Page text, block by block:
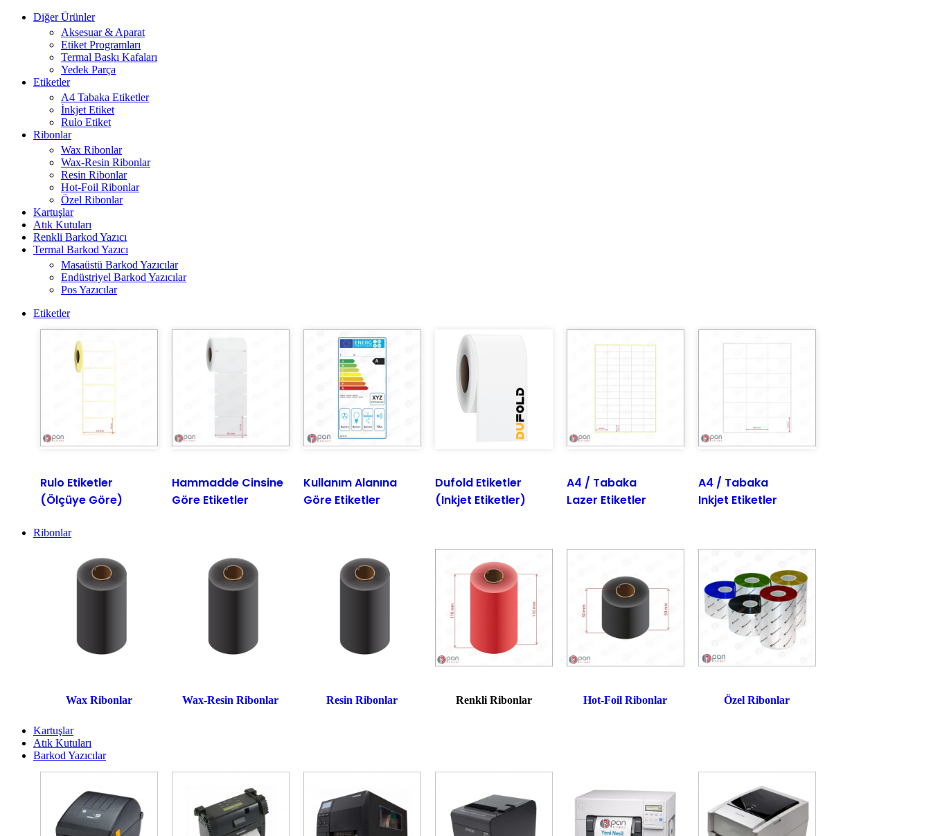
Diğer Ürünler
Aksesuar & Aparat
Etiket Programları
Termal Baskı Kafaları
Yedek Parça
Etiketler
A4 Tabaka Etiketler
İnkjet Etiket
Rulo Etiket
Ribonlar
Wax Ribonlar
Wax-Resin Ribonlar
Resin Ribonlar
Hot-Foil Ribonlar
Özel Ribonlar
Kartuşlar
Atık Kutuları
Renkli Barkod Yazıcı
Termal Barkod Yazıcı
Masaüstü Barkod Yazıcılar
Endüstriyel Barkod Yazıcılar
Pos Yazıcılar
Etiketler
Rulo Etiketler
(Ölçüye Göre)
Hammadde Cinsine
Göre Etiketler
Kullanım Alanına
Göre Etiketler
Dufold Etiketler
(Inkjet Etiketler)
A4 / Tabaka
Lazer Etiketler
A4 / Tabaka
Inkjet Etiketler
Ribonlar
Wax Ribonlar Wax-Resin Ribonlar Resin Ribonlar Renkli Ribonlar Hot-Foil Ribonlar Özel Ribonlar
Kartuşlar
Atık Kutuları
Barkod Yazıcılar